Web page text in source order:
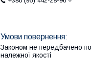
Законом не передбачено
належної якості